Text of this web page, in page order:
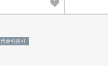
代金引換可